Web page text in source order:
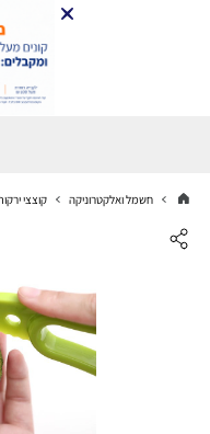
חשמל ואלקטרוניקה קוצצי